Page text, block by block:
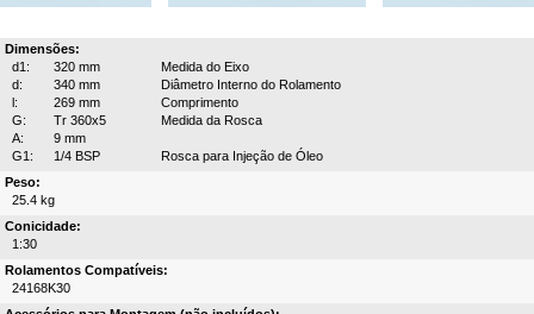
Dimensões:
d1:
320 mm
Medida do Eixo
d:
340 mm
Diâmetro Interno do Rolamento
l:
269 mm
Comprimento
G:
Tr 360x5
Medida da Rosca
A:
9 mm
G1:
1/4 BSP
Rosca para Injeção de Óleo
Peso:
25.4 kg
Conicidade:
1:30
Rolamentos Compatíveis:
24168K30